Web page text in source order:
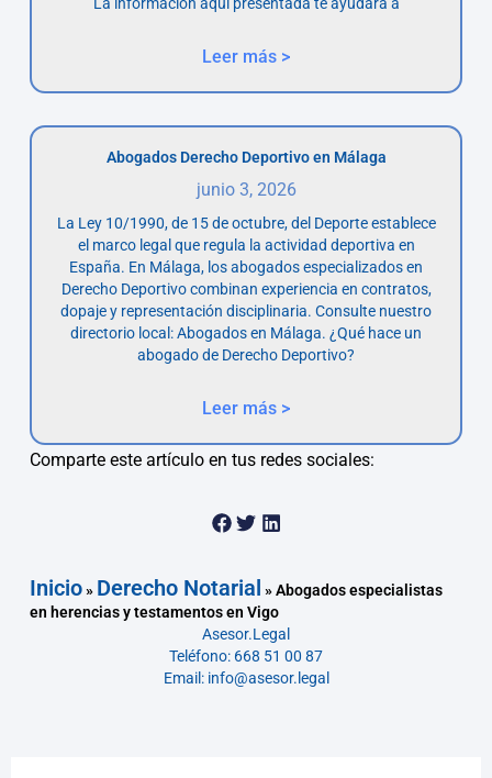
Leer más >
Abogados Derecho Deportivo en Málaga
junio 3, 2026
La Ley 10/1990, de 15 de octubre, del Deporte establece
el marco legal que regula la actividad deportiva en
España. En Málaga, los abogados especializados en
Derecho Deportivo combinan experiencia en contratos,
dopaje y representación disciplinaria. Consulte nuestro
directorio local: Abogados en Málaga. ¿Qué hace un
abogado de Derecho Deportivo?
Leer más >
Comparte este artículo en tus redes sociales:
Inicio» Derecho Notarial »Abogados especialistas
en herencias y testamentos en Vigo
Asesor.Legal
Teléfono: 668 51 00 87
Email: info@asesor.legal